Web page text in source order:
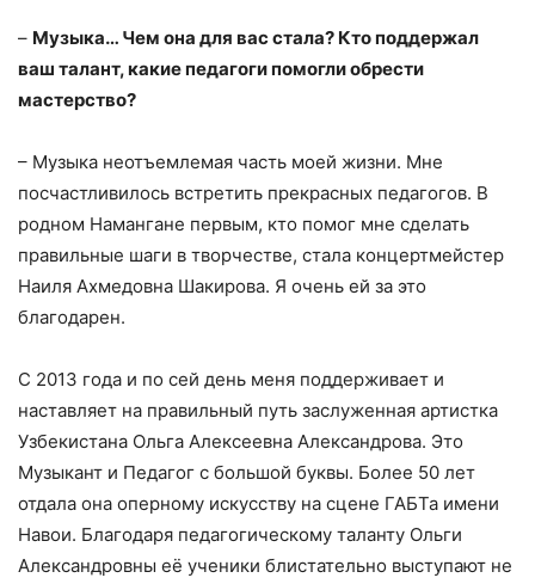
– Музыка… Чем она для вас стала? Кто поддержал
ваш талант, какие педагоги помогли обрести
мастерство?
– Музыка неотъемлемая часть моей жизни. Мне
посчастливилось встретить прекрасных педагогов. В
родном Намангане первым, кто помог мне сделать
правильные шаги в творчестве, стала концертмейстер
Наиля Ахмедовна Шакирова. Я очень ей за это
благодарен.
С 2013 года и по сей день меня поддерживает и
наставляет на правильный путь заслуженная артистка
Узбекистана Ольга Алексеевна Александрова. Это
Музыкант и Педагог с большой буквы. Более 50 лет
отдала она оперному искусству на сцене ГАБТа имени
Навои. Благодаря педагогическому таланту Ольги
Александровны её ученики блистательно выступают не